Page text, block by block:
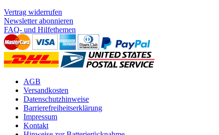
Vertrag widerrufen
Newsletter abonnieren
FAQ- und Hilfethemen
AGB
Versandkosten
Datenschutzhinweise
Barrierefreiheitserklärung
Impressum
Kontakt